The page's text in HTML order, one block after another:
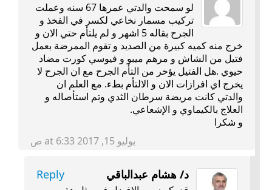
لو سمحت والدتي عمرها 67 سنه وعملت
تركيب مسمار نخاعي لكسر في الفخذ و
الجرح بقاله 5 اشهر و لم يلتأم حتي الان و
خرج منه كميه كبيرة من الصديد و تقوم الممرضة بعمل
فتيل من الشاش و مرهم ميبو و فيوسي كورت مضاد
حيوي .هل الفتيل يؤخر من التأم الجرح مع ان الجرح لا
يخرج اي افرازات الان و الالتأم بطء. مع العلم ان
والدتي كانت مريضة سرطان الثدي وتم استأصاله و
العلاج بالكيماوي و الإشعاعي.
و شكرا
يوليو 15, 2017 at 6:33 ص
د/ هشام عبدالباقي Reply